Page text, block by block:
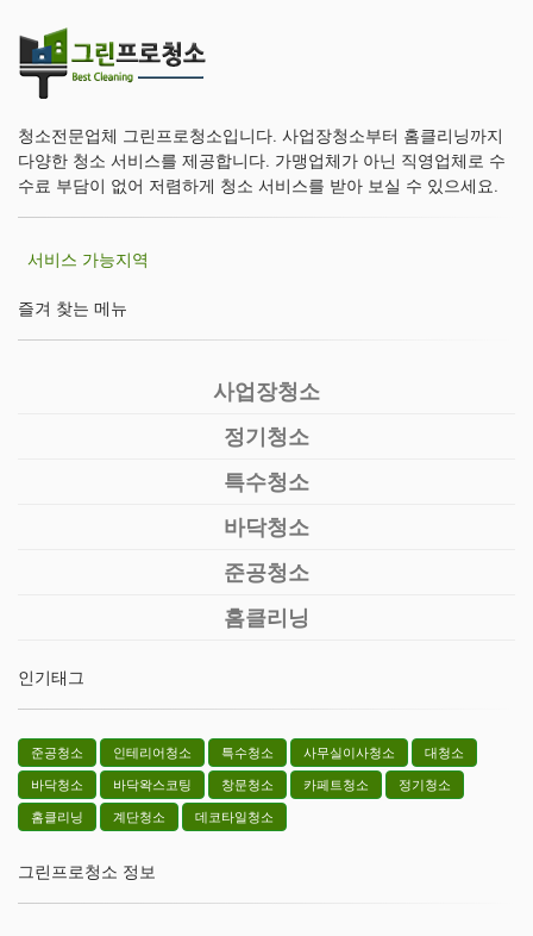
청소전문업체 그린프로청소입니다. 사업장청소부터 홈클리닝까지
다양한 청소 서비스를 제공합니다. 가맹업체가 아닌 직영업체로 수
수료 부담이 없어 저렴하게 청소 서비스를 받아 보실 수 있으세요.
서비스 가능지역
즐겨 찾는 메뉴
사업장청소
정기청소
특수청소
바닥청소
준공청소
홈클리닝
인기태그
준공청소 인테리어청소 특수청소 사무실이사청소
대청소
바닥청소
바닥왁스코팅 창문청소 카페트청소
정기청소
홈클리닝
계단청소 데코타일청소
그린프로청소 정보